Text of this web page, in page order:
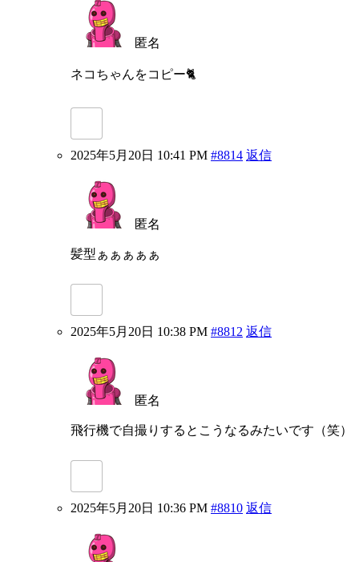
匿名
ネコちゃんをコピー🐈
2025年5月20日 10:41 PM #8814 返信
匿名
髪型ぁぁぁぁぁ
2025年5月20日 10:38 PM #8812 返信
匿名
飛行機で自撮りするとこうなるみたいです（笑）
2025年5月20日 10:36 PM #8810 返信